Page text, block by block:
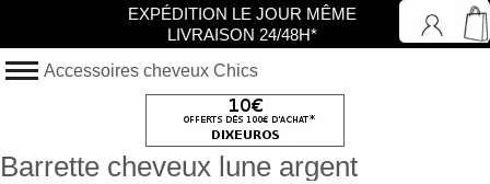
Accessoires cheveux Chics
Barrette cheveux lune argent
EXPÉDITION LE JOUR MÊME
LIVRAISON 24/48H*